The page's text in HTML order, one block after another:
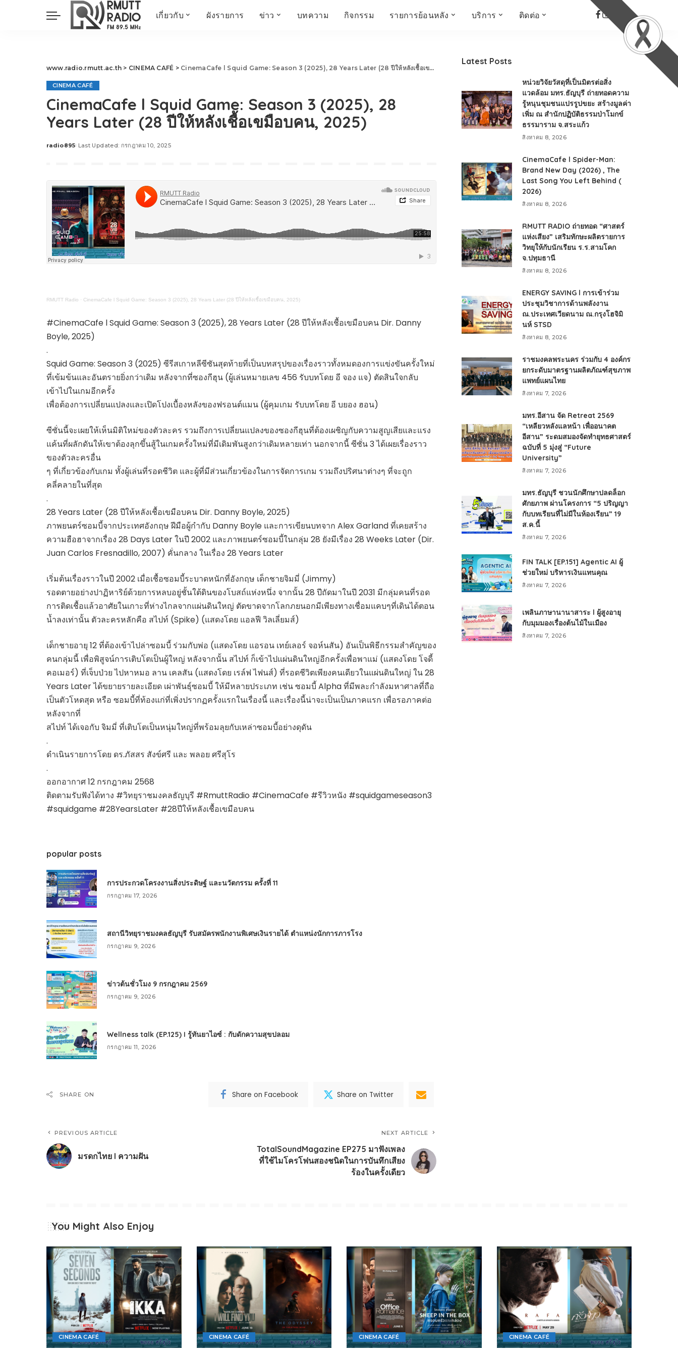
เกี่ยวกับ
ผู้บริหาร
บุคลากร
ผังรายการ ข่าว บทความ กิจกรรม รายการย้อนหลัง
แวดล้อม
Health Me Herbs
Wellness talk
META พลิกโลก
Power of Art
ไทยสร้างสรรค์
THE FUTURIST
MY COMPUTER
มหาวิทยาลัยเพื่อชุมชน
Talk YOUNG
SME CHAMPION
HowToLife
รอบบ้านเรา
จิตวิทยากับครูยุ้ย
HEALTHY TIME
POST IT
FOOD DELIVERY
READY FOR LADY
กลเม็ดครัวไอเดีย
สุข-อาสา
สังคมเกษตร เอ๊กซ์ อาร์
เอ็ม ยู ที ทอล์ค
Chit Chat Corner
RT Freshey
Tips for Trips
มรดกไทย
Dress Me Up
ENGLISH AROUND
KIDs
RMUT TALK
TWO TONE TALK
RMUTT NEWS พิกัดข่าว
เด่น
OPEN AREA
ALL AROUND THE
กรอบข่าวรอบสัปดาห์
มุมมองข่าว
เป็นเรื่องเป็นราว
บริการ ติดต่อ
www.radio.rmutt.ac.th > CINEMA CAFÉ > CinemaCafe l Squid Game: Season 3 (2025), 28 Years Later (28 ปีให้หลังเชื้อเขมือบคน, 2025)
CINEMA CAFÉ
CinemaCafe l Squid Game: Season 3 (2025), 28
Years Later (28 ปีให้หลังเชื้อเขมือบคน, 2025)
Posted
radio895 Last Updated: กรกฎาคม 10, 2025
RMUTT Radio · CinemaCafe l Squid Game: Season 3 (2025), 28 Years Later (28 ปีให้หลังเชื้อเขมือบคน, 2025)
#CinemaCafe l Squid Game: Season 3 (2025), 28 Years Later (28 ปีให้หลังเชื้อเขมือบคน Dir. Danny
Boyle, 2025)
.
Squid Game: Season 3 (2025) ซีรีสเกาหลีซีซันสุดท้ายที่เป็นบทสรุปของเรื่องราวทั้งหมดองการแข่งขันครั้งใหม่
ที่เข้มข้นและอันตรายยิ่งกว่าเดิม หลังจากที่ซองกีฮุน (ผู้เล่นหมายเลข 456 รับบทโดย อี จอง แจ) ตัดสินใจกลับ
เข้าไปในเกมอีกครั้ง
เพื่อต้องการเปลี่ยนแปลงและเปิดโปงเบื้องหลังของฟรอนต์แมน (ผู้คุมเกม รับบทโดย อี บยอง ฮอน)
ซีซั่นนี้จะเผยให้เห็นมิติใหม่ของตัวละคร รวมถึงการเปลี่ยนแปลงของซองกีฮุนที่ต้องเผชิญกับความสูญเสียและแรง
แค้นที่ผลักดันให้เขาต้องลุกขึ้นสู้ในเกมครั้งใหม่ที่มีเดิมพันสูงกว่าเดิมหลายเท่า นอกจากนี้ ซีซั่น 3 ได้เผยเรื่องราว
ของตัวละครอื่น
ๆ ที่เกี่ยวข้องกับเกม ทั้งผู้เล่นที่รอดชีวิต และผู้ที่มีส่วนเกี่ยวข้องในการจัดการเกม รวมถึงปริศนาต่างๆ ที่จะถูก
คลี่คลายในที่สุด
.
28 Years Later (28 ปีให้หลังเชื้อเขมือบคน Dir. Danny Boyle, 2025)
ภาพยนตร์ซอมบี้จากประเทศอังกฤษ ฝีมือผู้กำกับ Danny Boyle และการเขียนบทจาก Alex Garland ที่เคยสร้าง
ความฮือฮาจากเรื่อง 28 Days Later ในปี 2002 และภาพยนตร์ซอมบี้ในกลุ่ม 28 ยังมีเรื่อง 28 Weeks Later (Dir.
Juan Carlos Fresnadillo, 2007) คั่นกลาง ในเรื่อง 28 Years Later
เริ่มต้นเรื่องราวในปี 2002 เมื่อเชื้อซอมบี้ระบาดหนักที่อังกฤษ เด็กชายจิมมี่ (Jimmy)
รอดตายอย่างปาฏิหาริย์ด้วยการหลบอยู่ชั้นใต้ดินของโบสถ์แห่งหนึ่ง จากนั้น 28 ปีถัดมาในปี 2031 มีกลุ่มคนที่รอด
การติดเชื้อแล้วอาศัยในเกาะที่ห่างไกลจากแผ่นดินใหญ่ ตัดขาดจากโลกภยนอกมีเพียงทางเชื่อมแคบๆที่เดินได้ตอน
น้ำลงเท่านั้น ตัวละครหลักคือ สไปท์ (Spike) (แสดงโดย แอลฟี วิลเลี่ยมส์)
เด็กชายอายุ 12 ที่ต้องเข้าไปล่าซอมบี้ ร่วมกับพ่อ (แสดงโดย แอรอน เทย์เลอร์ จอห์นสัน) อันเป็นพิธีกรรมสำคัญของ
คนกลุ่มนี้ เพื่อพิสูจน์การเติบโตเป็นผู้ใหญ่ หลังจากนั้น สไปท์ ก็เข้าไปแผ่นดินใหญ่อีกครั้งเพื่อพาแม่ (แสดงโดย โจดี้
คอเมอร์) ที่เจ็บป่วย ไปหาหมอ ลาน เคลสัน (แสดงโดย เรล์ฟ ไฟนส์) ที่รอดชีวิตเพียงคนเดียวในแผ่นดินใหญ่ ใน 28
Years Later ได้ขยายรายละเอียด เผ่าพันธุ์ซอมบี้ ให้มีหลายประเภท เช่น ซอมบี้ Alpha ที่มีพละกำลังมหาศาลที่ถือ
เป็นตัวโหดสุด หรือ ซอมบี้ที่ท้องแก่ที่เพิ่งปรากฏครั้งแรกในเรื่องนี้ และเรื่องนี้น่าจะเป็นเป็นภาคแรก เพื่อรอภาคต่อ
หลังจากที่
สไปท์ ได้เจอกับ จิมมี่ ที่เติบโตเป็นหนุ่มใหญ่ที่พร้อมลุยกับเหล่าซอมบี้อย่างดุดัน
.
ดำเนินรายการโดย ดร.ภัสสร สังข์ศรี และ พลอย ศรีสุโร
.
ออกอากาศ 12 กรกฎาคม 2568
ติดตามรับฟังได้ทาง #วิทยุราชมงคลธัญบุรี #RmuttRadio #CinemaCafe #รีวิวหนัง #squidgameseason3
#squidgame #28YearsLater #28ปีให้หลังเชื้อเขมือบคน
popular posts
การประกวดโครงงานสิ่งประดิษฐ์ และนวัตกรรม ครั้งที่ 11
กรกฎาคม 17, 2026
สถานีวิทยุราชมงคลธัญบุรี รับสมัครพนักงานพิเศษเงินรายได้ ตำแหน่งนักการภารโรง
กรกฎาคม 9, 2026
ข่าวต้นชั่วโมง 9 กรกฎาคม 2569
กรกฎาคม 9, 2026
Wellness talk (EP.125) I รู้ทันยาไอซ์ : กับดักความสุขปลอม
กรกฎาคม 11, 2026
SHARE ON Share on Facebook Share on Twitter
PREVIOUS ARTICLE
มรดกไทย l ความฝัน
NEXT ARTICLE
TotalSoundMagazine EP275 มาฟังเพลง
ที่ใช้ไมโครโฟนสองชนิดในการบันทึกเสียง
ร้องในครั้งเดียว
Latest Posts
หน่วยวิจัยวัสดุที่เป็นมิตรต่อสิ่ง
แวดล้อม มทร.ธัญบุรี ถ่ายทอดความ
รู้หนุนชุมชนแปรรูปขยะ สร้างมูลค่า
เพิ่ม ณ สำนักปฏิบัติธรรมป่าโมกข์
ธรรมาราม จ.สระแก้ว
สิงหาคม 8, 2026
CinemaCafe l Spider-Man:
Brand New Day (2026) , The
Last Song You Left Behind (
2026)
สิงหาคม 8, 2026
RMUTT RADIO ถ่ายทอด “ศาสตร์
แห่งเสียง” เสริมทักษะผลิตรายการ
วิทยุให้กับนักเรียน ร.ร.สามโคก
จ.ปทุมธานี
สิงหาคม 8, 2026
ENERGY SAVING l การเข้าร่วม
ประชุมวิชาการด้านพลังงาน
ณ.ประเทศเวียดนาม ณ.กรุงโฮจิมิ
นห์ STSD
สิงหาคม 8, 2026
ราชมงคลพระนคร ร่วมกับ 4 องค์กร
ยกระดับมาตรฐานผลิตภัณฑ์สุขภาพ
แพทย์แผนไทย
สิงหาคม 7, 2026
มทร.อีสาน จัด Retreat 2569
“เหลียวหลังแลหน้า เพื่ออนาคต
อีสาน” ระดมสมองจัดทำยุทธศาสตร์
ฉบับที่ 5 มุ่งสู่ “Future
University”
สิงหาคม 7, 2026
มทร.ธัญบุรี ชวนนักศึกษาปลดล็อก
ศักยภาพ ผ่านโครงการ “5 ปริญญา
กับบทเรียนที่ไม่มีในห้องเรียน” 19
ส.ค.นี้
สิงหาคม 7, 2026
FIN TALK [EP.151] Agentic AI ผู้
ช่วยใหม่ บริหารเงินแทนคุณ
สิงหาคม 7, 2026
เพลินภาษานานาสาระ l ผู้สูงอายุ
กับมุมมองเรื่องต้นไม้ในเมือง
สิงหาคม 7, 2026
You Might Also Enjoy
CINEMA CAFÉ CINEMA CAFÉ CINEMA CAFÉ CINEMA CAFÉ